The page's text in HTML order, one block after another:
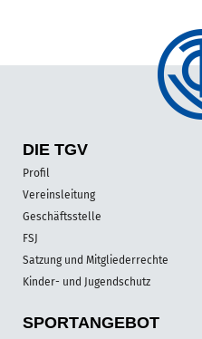
DIE TGV
Profil
Vereinsleitung
Geschäftsstelle
FSJ
Satzung und Mitgliederrechte
Kinder- und Jugendschutz
SPORT­ANGEBOT